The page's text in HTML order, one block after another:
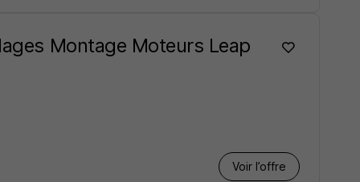
Montage Moteurs Leap
Voir l’offre